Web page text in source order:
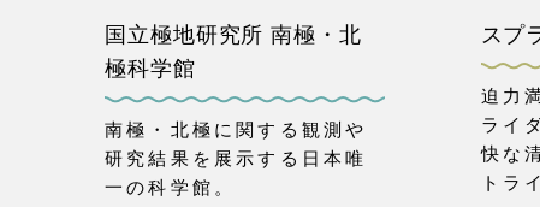
国立極地研究所 南極・北
極科学館
南極・北極に関する観測や
研究結果を展示する日本唯
一の科学館。
スプ
迫力
ライ
快な
トラ